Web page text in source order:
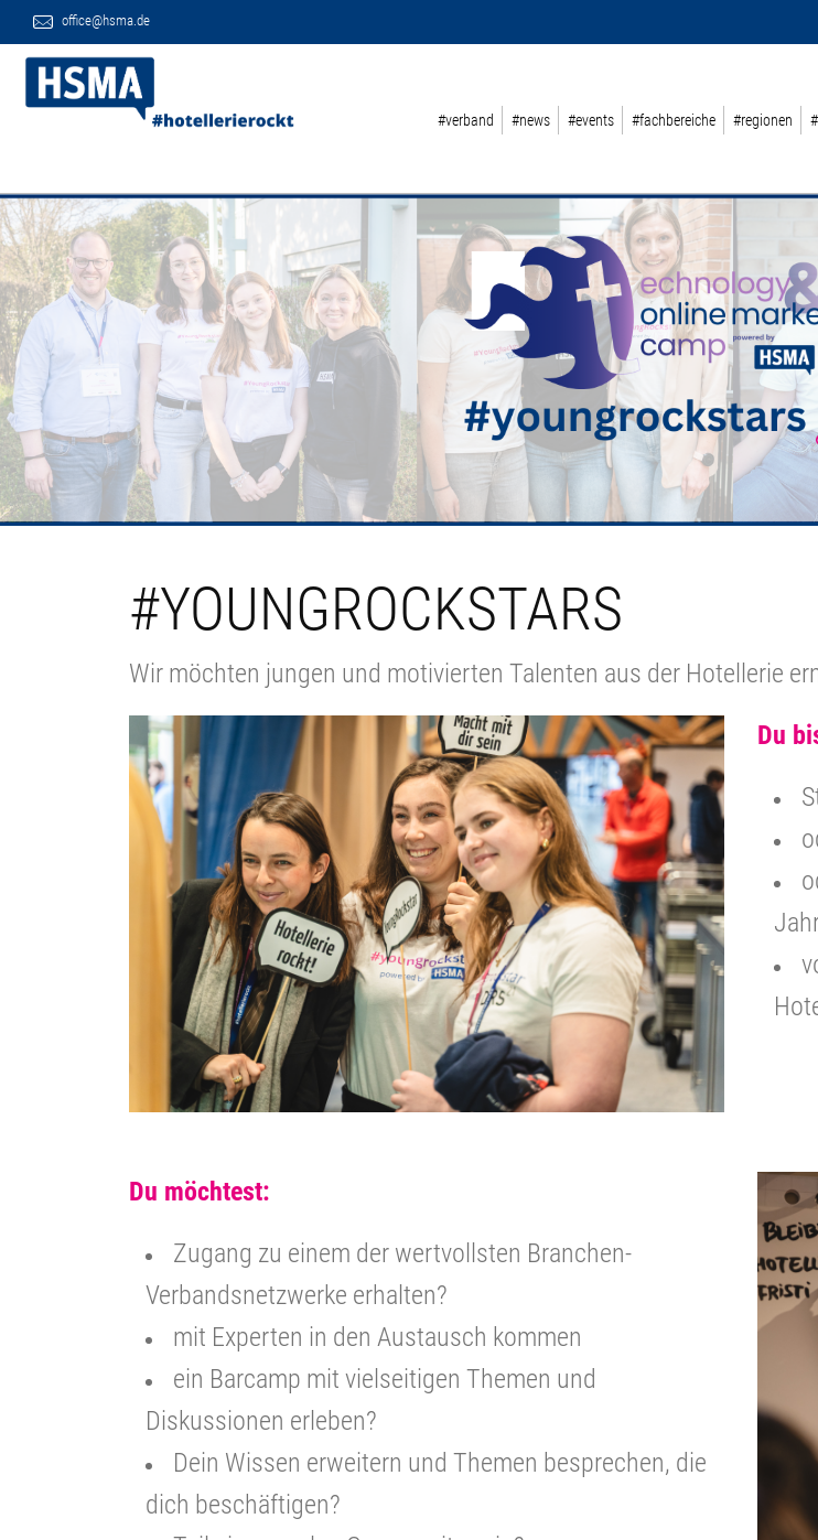
office@hsma.de
#verband #news #events #fachbereiche #regionen
#YOUNGROCKSTARS
Wir möchten jungen und motivierten Talenten aus der Hotellerie
Du
Du möchtest:
Zugang zu einem der wertvollsten Branchen-
Verbandsnetzwerke erhalten?
mit Experten in den Austausch kommen
ein Barcamp mit vielseitigen Themen und
Diskussionen erleben?
Dein Wissen erweitern und Themen besprechen, die
dich beschäftigen?